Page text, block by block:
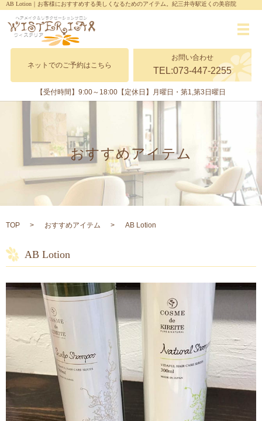
AB Lotion｜お客様におすすめする美しくなるためのアイテム。紀三井寺駅近くの美容院
ネットでのご予約はこちら
お問い合わせ
TEL:073-447-2255
【受付時間】9:00～18:00 【定休日】月曜日・第1,第3日曜日
メ
おすすめアイテム
TOP おすすめアイテム AB Lotion
AB Lotion